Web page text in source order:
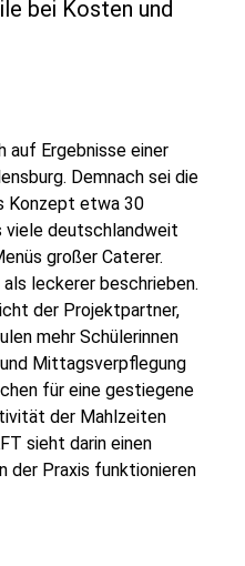
bei Kosten und
Ergebnisse einer
Demnach sei die
Konzept etwa 30
deutschlandweit
großer Caterer.
leckerer beschrieben.
der Projektpartner,
mehr Schülerinnen
Mittagsverpflegung
für eine gestiegene
der Mahlzeiten
sieht darin einen
der Praxis funktionieren